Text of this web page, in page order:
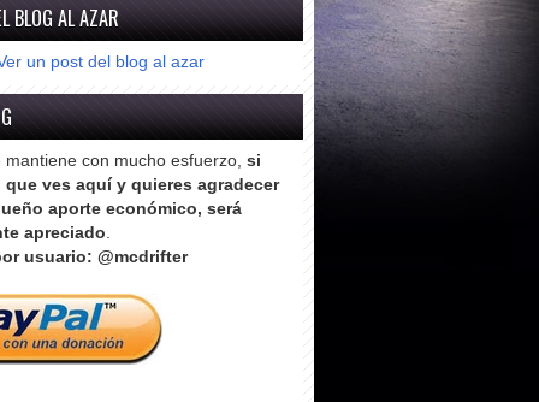
BLOG AL AZAR
un post del blog al azar
mantiene con mucho esfuerzo, si
ves aquí y quieres agradecer
aporte económico, será
apreciado.
usuario: @mcdrifter